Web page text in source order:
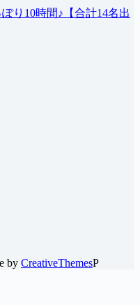
り10時間♪【合計14名出
by CreativeThemesP